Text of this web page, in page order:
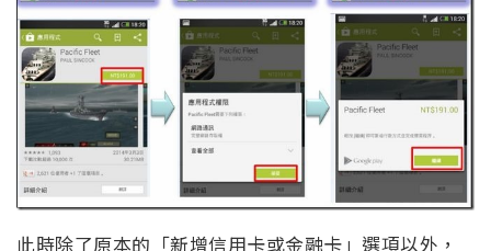
此時除了原本的「新增信用卡或金融卡」選項以外，